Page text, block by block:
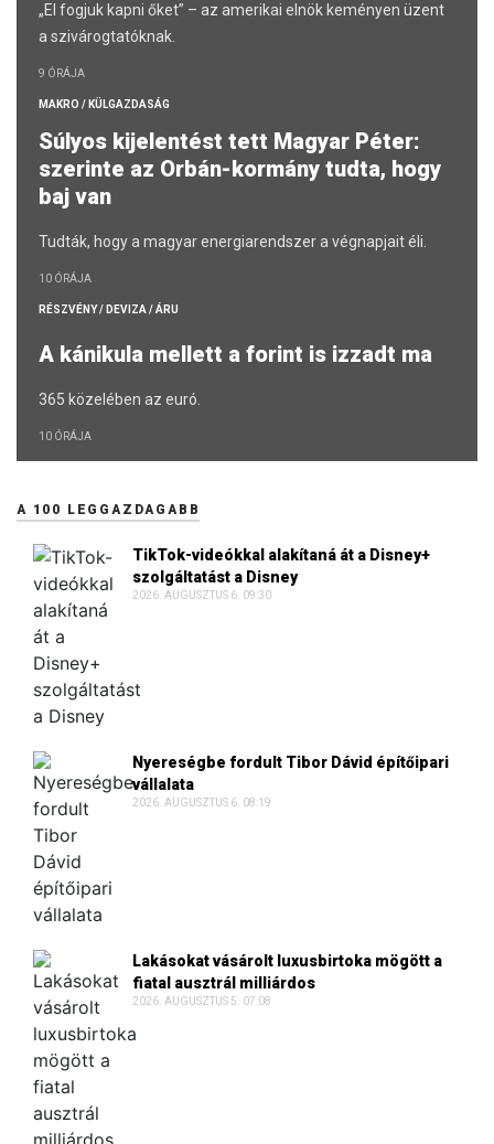
„El fogjuk kapni őket” – az amerikai elnök keményen üzent
a szivárogtatóknak.
9 ÓRÁJA
MAKRO / KÜLGAZDASÁG
Súlyos kijelentést tett Magyar Péter:
szerinte az Orbán-kormány tudta, hogy
baj van
Tudták, hogy a magyar energiarendszer a végnapjait éli.
10 ÓRÁJA
RÉSZVÉNY / DEVIZA / ÁRU
A kánikula mellett a forint is izzadt ma
365 közelében az euró.
10 ÓRÁJA
A 100 LEGGAZDAGABB
TikTok-videókkal alakítaná át a Disney+
szolgáltatást a Disney
2026. AUGUSZTUS 6. 09:30
Nyereségbe fordult Tibor Dávid építőipari
vállalata
2026. AUGUSZTUS 6. 08:19
Lakásokat vásárolt luxusbirtoka mögött a
fiatal ausztrál milliárdos
2026. AUGUSZTUS 5. 07:08